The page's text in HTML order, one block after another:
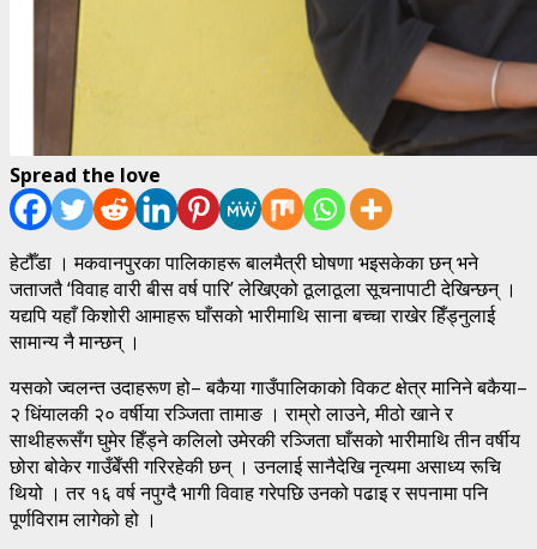
Spread the love
हेटौँडा । मकवानपुरका पालिकाहरू बालमैत्री घोषणा भइसकेका छन् भने
जताजतै ‘विवाह वारी बीस वर्ष पारि’ लेखिएको ठूलाठूला सूचनापाटी देखिन्छन् ।
यद्यपि यहाँ किशोरी आमाहरू घाँसको भारीमाथि साना बच्चा राखेर हिँड्नुलाई
सामान्य नै मान्छन् ।
यसको ज्वलन्त उदाहरूण हो– बकैया गाउँपालिकाको विकट क्षेत्र मानिने बकैया–
२ धिंयालकी २० वर्षीया रञ्जिता तामाङ । राम्रो लाउने, मीठो खाने र
साथीहरूसँग घुमेर हिँड्ने कलिलो उमेरकी रञ्जिता घाँसको भारीमाथि तीन वर्षीय
छोरा बोकेर गाउँबेँसी गरिरहेकी छन् । उनलाई सानैदेखि नृत्यमा असाध्य रूचि
थियो । तर १६ वर्ष नपुग्दै भागी विवाह गरेपछि उनको पढाइ र सपनामा पनि
पूर्णविराम लागेको हो ।